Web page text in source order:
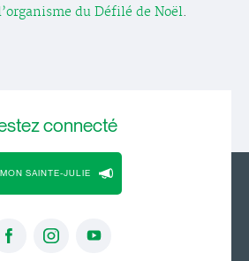
du Défilé de Noël.
connecté
MON SAINTE-JULIE